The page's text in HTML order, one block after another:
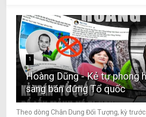
1
Hoàng Dũng - Kẻ tự phong
sàng bán đứng Tổ quốc
Theo dòng Chân Dung Đối Tượng, kỳ